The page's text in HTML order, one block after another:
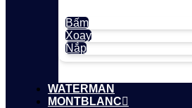
Bấm
Xoay
Nắp
WATERMAN
MONTBLANC